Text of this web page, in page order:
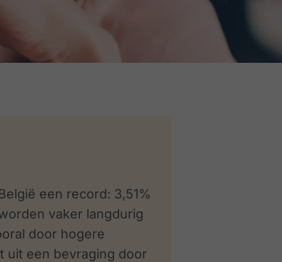
een record: 3,51%
vaker langdurig
door hogere
uit een bevraging door